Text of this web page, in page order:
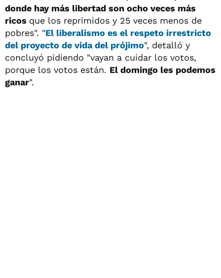
donde hay más libertad son ocho veces más
ricos que los reprimidos y 25 veces menos de
pobres". "El liberalismo es el respeto irrestricto
del proyecto de vida del prójimo", detalló y
concluyó pidiendo "vayan a cuidar los votos,
porque los votos están. El domingo les podemos
ganar".